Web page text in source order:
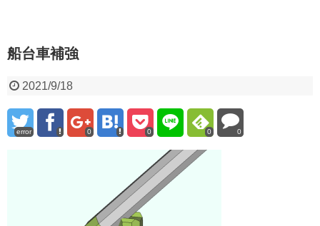
船台車補強
2021/9/18
error 0 0 0 0